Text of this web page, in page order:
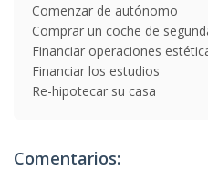
Comenzar de autónomo
Comprar un coche de
Financiar operaciones
Financiar los estudios
Re-hipotecar su casa
Comentarios: